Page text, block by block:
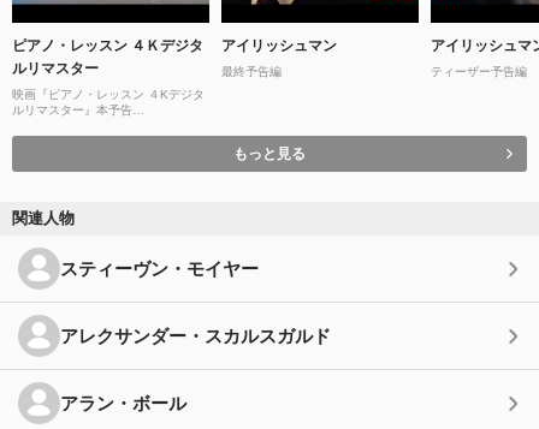
ピアノ・レッスン ４Ｋデジタ
ルリマスター
映画『ピアノ・レッスン ４Kデジタ
ルリマスター』本予告
アイリッシュマン
最終予告編
アイリッシュマ
ティーザー予告編
もっと見る
関連人物
スティーヴン・モイヤー
アレクサンダー・スカルスガルド
アラン・ボール